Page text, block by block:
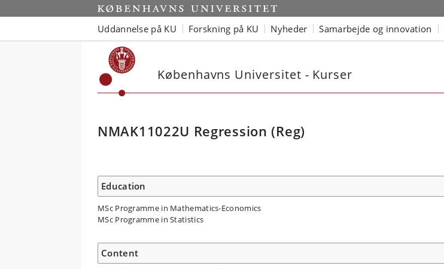
Uddannelse på KU Forskning på KU Nyheder Samarbejde og innovation
Københavns Universitet - Kurser
NMAK11022U Regression (Reg)
Education
MSc Programme in Mathematics-Economics
MSc Programme in Statistics
Content